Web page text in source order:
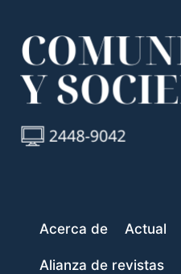
Acerca de Actual
Alianza de revistas